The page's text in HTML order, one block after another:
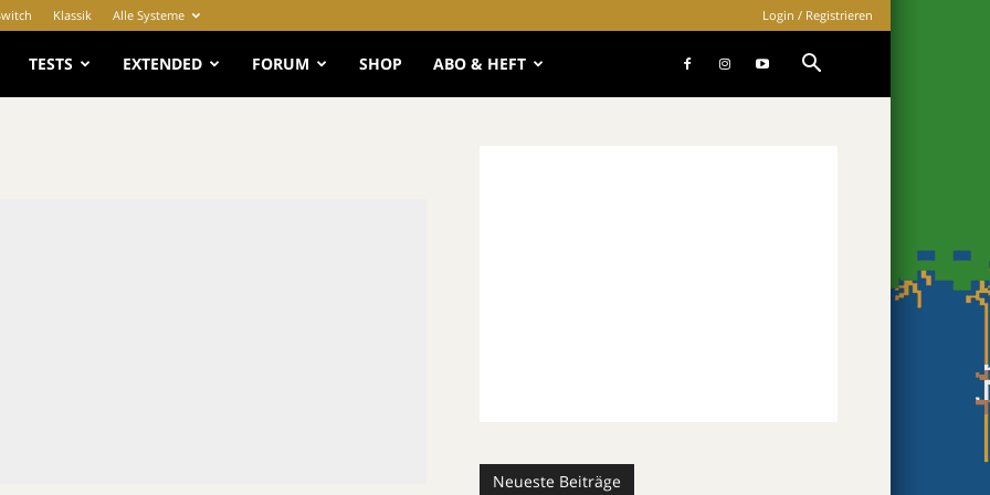
Klassik Alle Systeme Login / Registrieren
TESTS EXTENDED FORUM SHOP ABO & HEFT
Neueste Beiträge